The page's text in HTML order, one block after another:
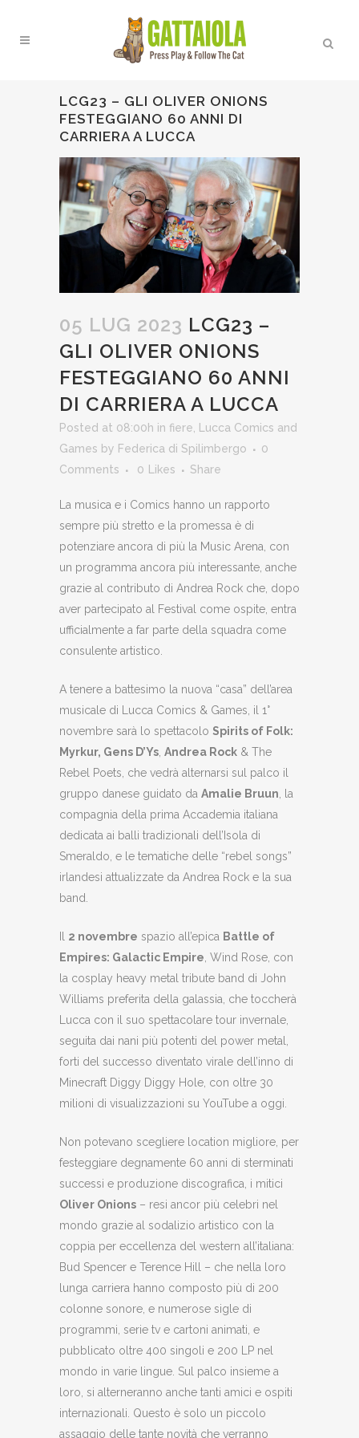
LCG23 – GLI OLIVER ONIONS
FESTEGGIANO 60 ANNI DI
CARRIERA A LUCCA
05 LUG 2023 LCG23 –
GLI OLIVER ONIONS
FESTEGGIANO 60 ANNI
DI CARRIERA A LUCCA
Posted at 08:00h in fiere
Lucca Comics and
Games by Federica di Spilimbergo
0
Comments
0 Likes Share
La musica e i Comics hanno un rapporto
sempre più stretto e la promessa è di
potenziare ancora di più la Music Arena, con
un programma ancora più interessante, anche
grazie al contributo di Andrea Rock che, dopo
aver partecipato al Festival come ospite, entra
ufficialmente a far parte della squadra come
consulente artistico.
A tenere a battesimo la nuova “casa” dell’area
musicale di Lucca Comics & Games, il 1°
novembre sarà lo spettacolo Spirits of Folk:
Myrkur, Gens D’Ys Andrea Rock & The
Rebel Poets, che vedrà alternarsi sul palco il
gruppo danese guidato da Amalie Bruun , la
compagnia della prima Accademia italiana
dedicata ai balli tradizionali dell’Isola di
Smeraldo, e le tematiche delle “rebel songs”
irlandesi attualizzate da Andrea Rock e la sua
band.
2 novembre spazio all’epica Battle of
Empires: Galactic Empire , Wind Rose, con
la cosplay heavy metal tribute band di John
Williams preferita della galassia, che toccherà
Lucca con il suo spettacolare tour invernale,
seguita dai nani più potenti del power metal,
forti del successo diventato virale dell’inno di
Minecraft Diggy Diggy Hole, con oltre 30
milioni di visualizzazioni su YouTube a oggi.
Non potevano scegliere location migliore, per
festeggiare degnamente 60 anni di sterminati
successi e produzione discografica, i mitici
Oliver Onions – resi ancor più celebri nel
mondo grazie al sodalizio artistico con la
coppia per eccellenza del western all’italiana:
Bud Spencer e Terence Hill – che nella loro
lunga carriera hanno composto più di 200
colonne sonore, e numerose sigle di
programmi, serie tv e cartoni animati, e
pubblicato oltre 400 singoli e 200 LP nel
mondo in varie lingue. Sul palco insieme a
loro, si alterneranno anche tanti amici e ospiti
internazionali. Questo è solo un piccolo
assaggio delle tante novità che verranno